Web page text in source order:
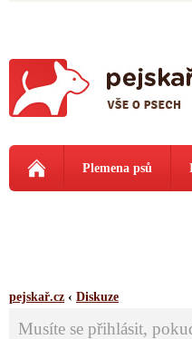
Plemena psů
pejskař.cz ‹ Diskuze
Musíte se přihlásit,